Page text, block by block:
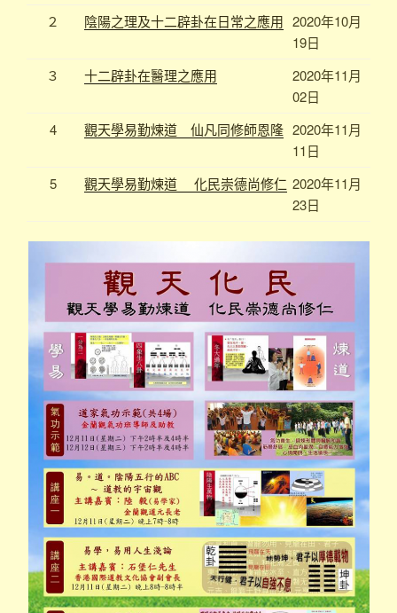
２
陰陽之理及十二辟卦在日常之應用 2020年10月
19日
３
十二辟卦在醫理之應用
2020年11月
02日
4
觀天學易勤煉道 仙凡同修師恩隆 2020年11月
11日
5
觀天學易勤煉道 化民崇德尚修仁 2020年11月
23日